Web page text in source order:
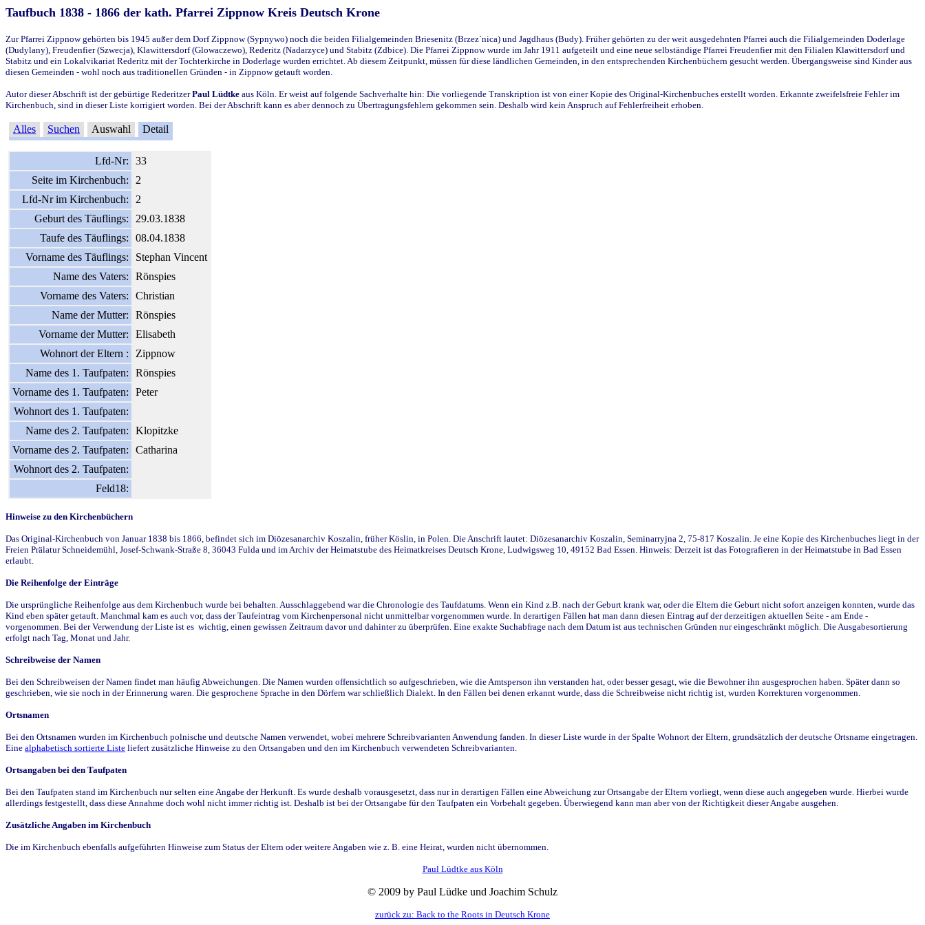
Taufbuch 1838 - 1866 der kath. Pfarrei Zippnow Kreis Deutsch Krone
Zur Pfarrei Zippnow gehörten bis 1945 außer dem Dorf Zippnow (Sypnywo) noch die beiden Filialgemeinden Briesenitz (Brzez`nica) und Jagdhaus (Budy). Früher gehörten zu der weit ausgedehnten Pfarrei auch die Filialgemeinden Doderlage
(Dudylany), Freudenfier (Szwecja), Klawittersdorf (Glowaczewo), Rederitz (Nadarzyce) und Stabitz (Zdbice). Die Pfarrei Zippnow wurde im Jahr 1911 aufgeteilt und eine neue selbständige Pfarrei Freudenfier mit den Filialen Klawittersdorf und
Stabitz und ein Lokalvikariat Rederitz mit der Tochterkirche in Doderlage wurden errichtet. Ab diesem Zeitpunkt, müssen für diese ländlichen Gemeinden, in den entsprechenden Kirchenbüchern gesucht werden. Übergangsweise sind Kinder aus
diesen Gemeinden - wohl noch aus traditionellen Gründen - in Zippnow getauft worden.
Autor dieser Abschrift ist der gebürtige RederitzerPaul Lüdtke aus Köln. Er weist auf folgende Sachverhalte hin: Die vorliegende Transkription ist von einer Kopie des Original-Kirchenbuches erstellt worden. Erkannte zweifelsfreie Fehler im
Kirchenbuch, sind in dieser Liste korrigiert worden. Bei der Abschrift kann es aber dennoch zu Übertragungsfehlern gekommen sein. Deshalb wird kein Anspruch auf Fehlerfreiheit erhoben.
Alles Suchen Auswahl Detail
Lfd-Nr:
33
Seite im Kirchenbuch:
2
Lfd-Nr im Kirchenbuch:
2
Geburt des Täuflings:
29.03.1838
Taufe des Täuflings:
08.04.1838
Vorname des Täuflings:
Stephan Vincent
Name des Vaters:
Rönspies
Vorname des Vaters:
Christian
Name der Mutter:
Rönspies
Vorname der Mutter:
Elisabeth
Wohnort der Eltern :
Zippnow
Name des 1. Taufpaten:
Rönspies
Vorname des 1. Taufpaten:
Peter
Wohnort des 1. Taufpaten:
Name des 2. Taufpaten:
Klopitzke
Vorname des 2. Taufpaten:
Catharina
Wohnort des 2. Taufpaten:
Feld18:
Hinweise zu den Kirchenbüchern
Das Original-Kirchenbuch von Januar 1838 bis 1866, befindet sich im Diözesanarchiv Koszalin, früher Köslin, in Polen. Die Anschrift lautet: Diözesanarchiv Koszalin, Seminarryjna 2, 75-817 Koszalin. Je eine Kopie des Kirchenbuches liegt in der
Freien Prälatur Schneidemühl, Josef-Schwank-Straße 8, 36043 Fulda und im Archiv der Heimatstube des Heimatkreises Deutsch Krone, Ludwigsweg 10, 49152 Bad Essen. Hinweis: Derzeit ist das Fotografieren in der Heimatstube in Bad Essen
erlaubt.
Die Reihenfolge der Einträge
Die ursprüngliche Reihenfolge aus dem Kirchenbuch wurde bei behalten. Ausschlaggebend war die Chronologie des Taufdatums. Wenn ein Kind z.B. nach der Geburt krank war, oder die Eltern die Geburt nicht sofort anzeigen konnten, wurde das
Kind eben später getauft. Manchmal kam es auch vor, dass der Taufeintrag vom Kirchenpersonal nicht unmittelbar vorgenommen wurde. In derartigen Fällen hat man dann diesen Eintrag auf der derzeitigen aktuellen Seite - am Ende -
vorgenommen. Bei der Verwendung der Liste ist es wichtig, einen gewissen Zeitraum davor und dahinter zu überprüfen. Eine exakte Suchabfrage nach dem Datum ist aus technischen Gründen nur eingeschränkt möglich. Die Ausgabesortierung
erfolgt nach Tag, Monat und Jahr.
Schreibweise der Namen
Bei den Schreibweisen der Namen findet man häufig Abweichungen. Die Namen wurden offensichtlich so aufgeschrieben, wie die Amtsperson ihn verstanden hat, oder besser gesagt, wie die Bewohner ihn ausgesprochen haben. Später dann so
geschrieben, wie sie noch in der Erinnerung waren. Die gesprochene Sprache in den Dörfern war schließlich Dialekt. In den Fällen bei denen erkannt wurde, dass die Schreibweise nicht richtig ist, wurden Korrekturen vorgenommen.
Ortsnamen
Bei den Ortsnamen wurden im Kirchenbuch polnische und deutsche Namen verwendet, wobei mehrere Schreibvarianten Anwendung fanden. In dieser Liste wurde in der Spalte Wohnort der Eltern, grundsätzlich der deutsche Ortsname eingetragen.
Eine alphabetisch sortierte Liste liefert zusätzliche Hinweise zu den Ortsangaben und den im Kirchenbuch verwendeten Schreibvarianten.
Ortsangaben bei den Taufpaten
Bei den Taufpaten stand im Kirchenbuch nur selten eine Angabe der Herkunft. Es wurde deshalb vorausgesetzt, dass nur in derartigen Fällen eine Abweichung zur Ortsangabe der Eltern vorliegt, wenn diese auch angegeben wurde. Hierbei wurde
allerdings festgestellt, dass diese Annahme doch wohl nicht immer richtig ist. Deshalb ist bei der Ortsangabe für den Taufpaten ein Vorbehalt gegeben. Überwiegend kann man aber von der Richtigkeit dieser Angabe ausgehen.
Zusätzliche Angaben im Kirchenbuch
Die im Kirchenbuch ebenfalls aufgeführten Hinweise zum Status der Eltern oder weitere Angaben wie z. B. eine Heirat, wurden nicht übernommen.
Paul Lüdtke aus Köln
© 2009 by Paul Lüdke und Joachim Schulz
zurück zu: Back to the Roots in Deutsch Krone